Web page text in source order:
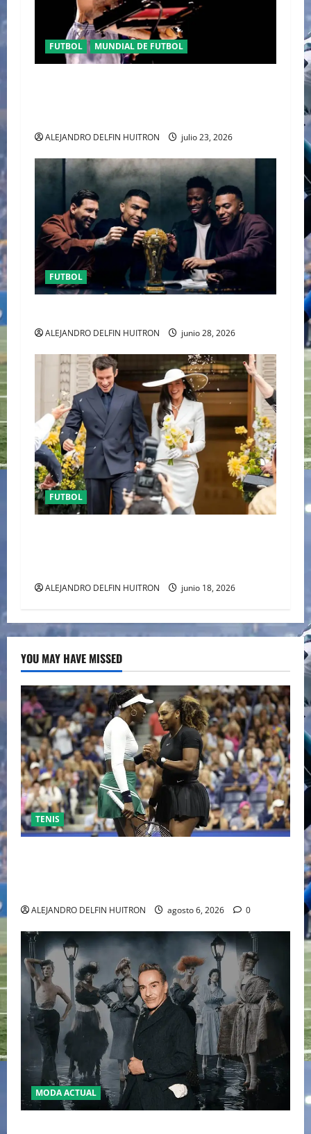
FUTBOL MUNDIAL DE FUTBOL
ALEJANDRO DELFIN HUITRON julio 23, 2026
FUTBOL
ALEJANDRO DELFIN HUITRON junio 28, 2026
FUTBOL
ALEJANDRO DELFIN HUITRON junio 18, 2026
YOU MAY HAVE MISSED
TENIS
ALEJANDRO DELFIN HUITRON agosto 6, 2026 0
MODA ACTUAL